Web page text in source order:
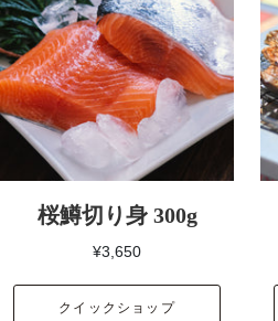
桜鱒切り身 300g
¥3,650
クイックショップ